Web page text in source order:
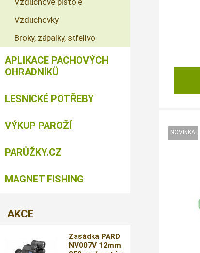
Vzduchové pistole
Vzduchovky
Broky, zápalky, střelivo
APLIKACE PACHOVÝCH
OHRADNÍKŮ
LESNICKÉ POTŘEBY
VÝKUP PAROŽÍ
PARŮŽKY.CZ
MAGNET FISHING
AKCE
Zasádka PARD
NV007V 12mm